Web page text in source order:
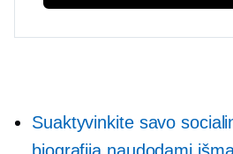
Suaktyvinkite savo